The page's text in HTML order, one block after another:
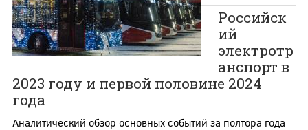
Российск
ий
электротр
анспорт в
2023 году и первой половине 2024
года
Аналитический обзор основных событий за полтора года